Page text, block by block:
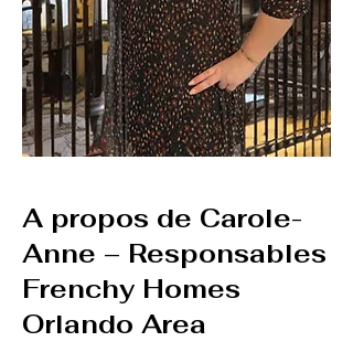
A propos de Carole-
Anne – Responsables
Frenchy Homes
Orlando Area